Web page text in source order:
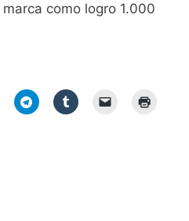
como logro 1.000